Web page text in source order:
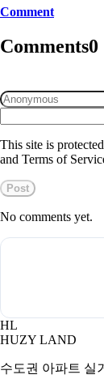
Comment
Comments0
This site is
and Terms of
Post
No comments yet.
HL
HUZY LAND
수도권 아파트 실